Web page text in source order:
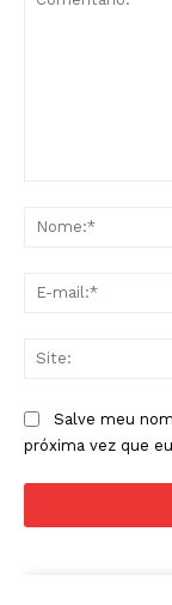
Salve meu
próxima vez que